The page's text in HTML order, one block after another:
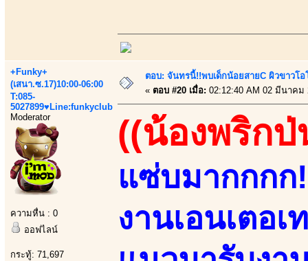
+Funky+
(เสนา.ซ.17)10:00-06:00
T:085-
5027899♥Line:funkyclub
Moderator
ความหื่น : 0
ออฟไลน์
กระทู้: 71,697
ตอบ: จันทรนี้!!พบเด็กน้อยสายC ผิวขาวโ
« ตอบ #20 เมื่อ: 02:12:40 AM 02 มีนาคม
((น้องพริกป่
แซ่บมากกกก
งานเอนเตอ